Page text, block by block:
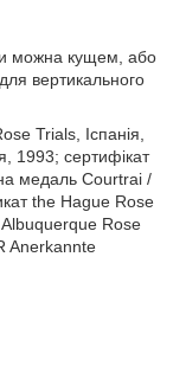
можна кущем, або
вертикального
Trials, Іспанія,
1993; сертифікат
медаль Courtrai /
the Hague Rose
Rose
Anerkannte